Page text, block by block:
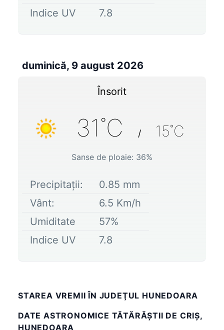
Indice UV
7.8
duminică, 9 august 2026
Însorit
31˚C / 15˚C
Sanse de ploaie: 36%
Precipitații: 0.85 mm
Vânt:
6.5 Km/h
Umiditate
57%
Indice UV
7.8
STAREA VREMII ÎN JUDEŢUL HUNEDOARA
DATE ASTRONOMICE TĂTĂRĂŞTII DE CRIŞ,
HUNEDOARA